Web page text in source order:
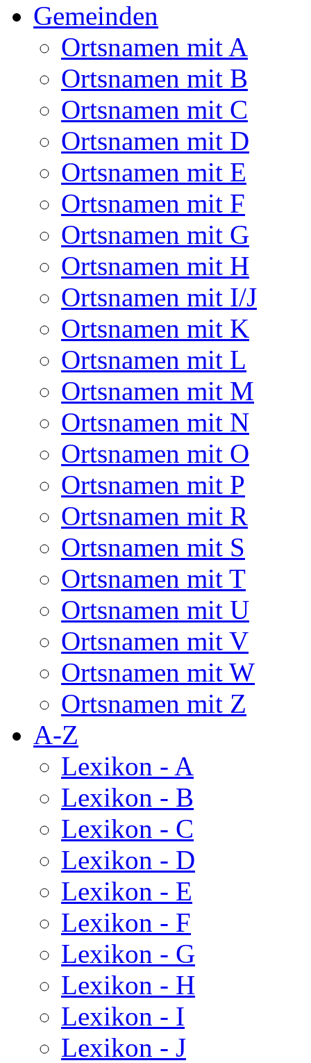
Gemeinden
Ortsnamen mit A
Ortsnamen mit B
Ortsnamen mit C
Ortsnamen mit D
Ortsnamen mit E
Ortsnamen mit F
Ortsnamen mit G
Ortsnamen mit H
Ortsnamen mit I/J
Ortsnamen mit K
Ortsnamen mit L
Ortsnamen mit M
Ortsnamen mit N
Ortsnamen mit O
Ortsnamen mit P
Ortsnamen mit R
Ortsnamen mit S
Ortsnamen mit T
Ortsnamen mit U
Ortsnamen mit V
Ortsnamen mit W
Ortsnamen mit Z
A-Z
Lexikon - A
Lexikon - B
Lexikon - C
Lexikon - D
Lexikon - E
Lexikon - F
Lexikon - G
Lexikon - H
Lexikon - I
Lexikon - J